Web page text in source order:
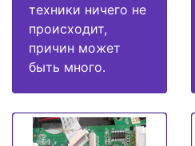
техники ничего не
происходит,
причин может
быть много.